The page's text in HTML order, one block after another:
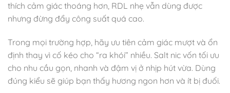
thích cảm giác thoáng hơn, RDL nhẹ vẫn dùng được
nhưng đừng đẩy công suất quá cao.
Trong mọi trường hợp, hãy ưu tiên cảm giác mượt và ổn
định thay vì cố kéo cho “ra khói” nhiều. Salt nic vốn tối ưu
cho nhu cầu gọn, nhanh và đậm vị ở nhịp hút vừa. Dùng
đúng kiểu sẽ giúp bạn thấy hương ngon hơn và ít bị đuối.